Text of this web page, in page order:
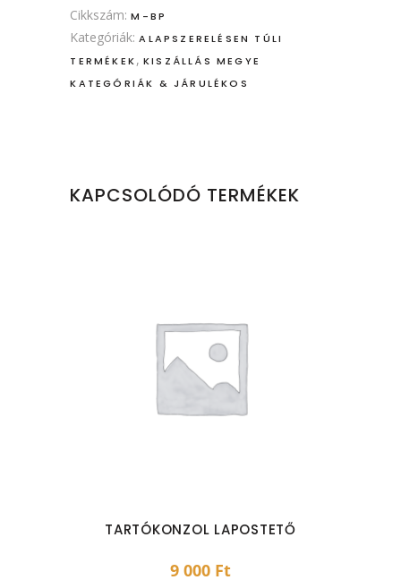
Cikkszám:M-BP
Kategóriák:ALAPSZERELÉSEN TÚLI
TERMÉKEK,KISZÁLLÁS MEGYE
KATEGÓRIÁK & JÁRULÉKOS
KAPCSOLÓDÓ TERMÉKEK
TARTÓKONZOL LAPOSTETŐ
9 000 Ft